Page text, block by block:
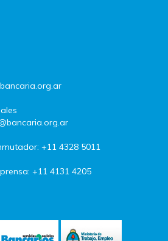
+11 4328 5011
+11 4131 4205